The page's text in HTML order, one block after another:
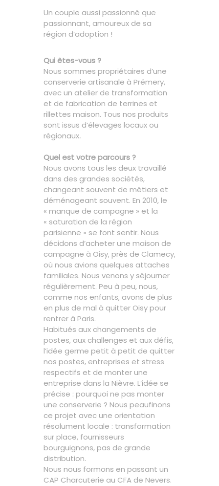
Un couple aussi passionné que
passionnant, amoureux de sa
région d’adoption !
Qui êtes-vous ?
Nous sommes propriétaires d’une
conserverie artisanale à Prémery,
avec un atelier de transformation
et de fabrication de terrines et
rillettes maison. Tous nos produits
sont issus d’élevages locaux ou
régionaux.
Quel est votre parcours ?
Nous avons tous les deux travaillé
dans des grandes sociétés,
changeant souvent de métiers et
déménageant souvent. En 2010, le
« manque de campagne » et la
« saturation de la région
parisienne » se font sentir. Nous
décidons d’acheter une maison de
campagne à Oisy, près de Clamecy,
où nous avions quelques attaches
familiales. Nous venons y séjourner
régulièrement. Peu à peu, nous,
comme nos enfants, avons de plus
en plus de mal à quitter Oisy pour
rentrer à Paris.
Habitués aux changements de
postes, aux challenges et aux défis,
l’idée germe petit à petit de quitter
nos postes, entreprises et stress
respectifs et de monter une
entreprise dans la Nièvre. L’idée se
précise : pourquoi ne pas monter
une conserverie ? Nous peaufinons
ce projet avec une orientation
résolument locale : transformation
sur place, fournisseurs
bourguignons, pas de grande
distribution.
Nous nous formons en passant un
CAP Charcuterie au CFA de Nevers.